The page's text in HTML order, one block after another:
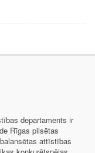
departaments ir
Rīgas pilsētas
attīstības